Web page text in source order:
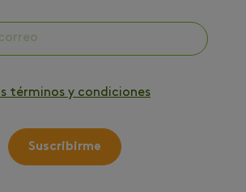
términos y condiciones
Suscribirme